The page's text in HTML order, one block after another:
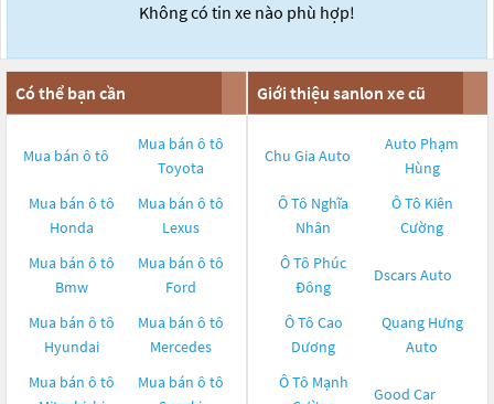
Không có tin xe nào phù hợp!
Có thể bạn cần
Mua bán ô tô
Mua bán ô tô
Toyota
Mua bán ô tô
Honda
Mua bán ô tô
Lexus
Mua bán ô tô
Bmw
Mua bán ô tô
Ford
Mua bán ô tô
Hyundai
Mua bán ô tô
Mercedes
Mua bán ô tô
Mua bán ô tô
Giới thiệu sanlon xe cũ
Chu Gia Auto
Auto Phạm
Hùng
Ô Tô Nghĩa
Nhân
Ô Tô Kiên
Cường
Ô Tô Phúc
Đông
Dscars Auto
Ô Tô Cao
Dương
Quang Hưng
Auto
Ô Tô Mạnh
Good Car